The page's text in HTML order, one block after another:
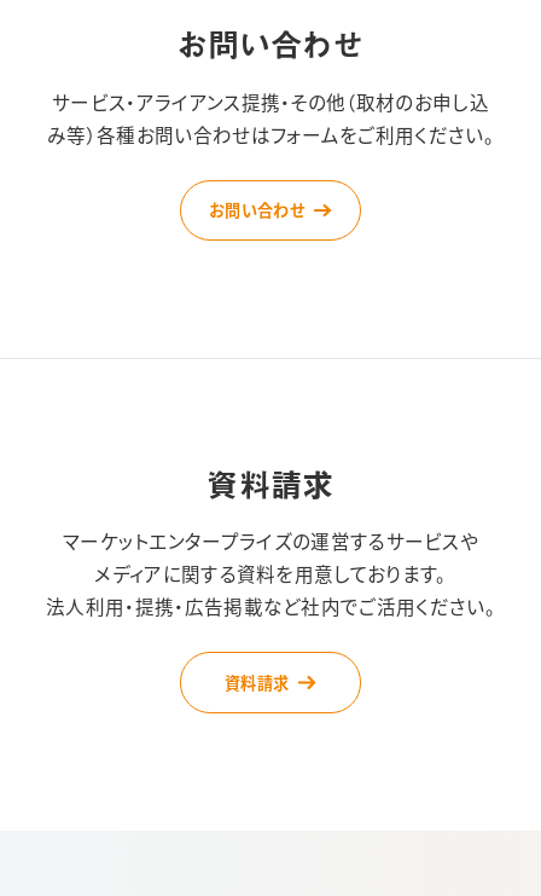
お問い合わせ
サービス・アライアンス提携・その他（取材のお申し込
み等）各種お問い合わせはフォームをご利用ください。
お問い合わせ
資料請求
マーケットエンタープライズの運営するサービスや
メディアに関する資料を用意しております。
法人利用・提携・広告掲載など社内でご活用ください。
資料請求